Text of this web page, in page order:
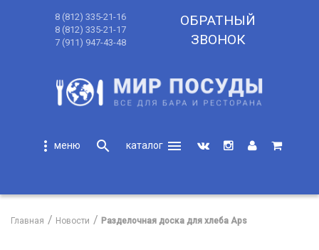
8 (812) 335-21-16
8 (812) 335-21-17
7 (911) 947-43-48
ОБРАТНЫЙ
ЗВОНОК
more_vert search
menu
Главная Новости Разделочная доска для хлеба Арs